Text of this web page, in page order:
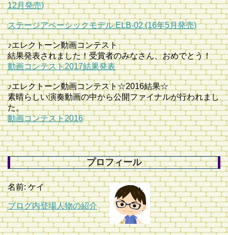
12月発売)
ステージアベーシックモデル ELB-02 (16年5月発売)
♪エレクトーン動画コンテスト
結果発表されました！受賞者のみなさん、おめでとう！
動画コンテスト2017結果発表
♪エレクトーン動画コンテスト☆2016結果☆
素晴らしい演奏動画の中から公開ファイナルが行われまし
た。
動画コンテスト2016
プロフィール
名前: ケイ
ブログ内登場人物の紹介